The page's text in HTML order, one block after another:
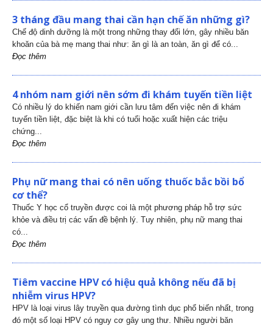
3 tháng đầu mang thai cần hạn chế ăn những gì?
Chế độ dinh dưỡng là một trong những thay đổi lớn, gây nhiều băn
khoăn của bà mẹ mang thai như: ăn gì là an toàn, ăn gì để có...
Đọc thêm
4 nhóm nam giới nên sớm đi khám tuyến tiền liệt
Có nhiều lý do khiến nam giới cần lưu tâm đến việc nên đi khám
tuyến tiền liệt, đặc biệt là khi có tuổi hoặc xuất hiện các triệu
chứng...
Đọc thêm
Phụ nữ mang thai có nên uống thuốc bắc bồi bổ
cơ thể?
Thuốc Y học cổ truyền được coi là một phương pháp hỗ trợ sức
khỏe và điều trị các vấn đề bệnh lý. Tuy nhiên, phụ nữ mang thai
có...
Đọc thêm
Tiêm vaccine HPV có hiệu quả không nếu đã bị
nhiễm virus HPV?
HPV là loại virus lây truyền qua đường tình dục phổ biến nhất, trong
đó một số loại HPV có nguy cơ gây ung thư. Nhiều người băn